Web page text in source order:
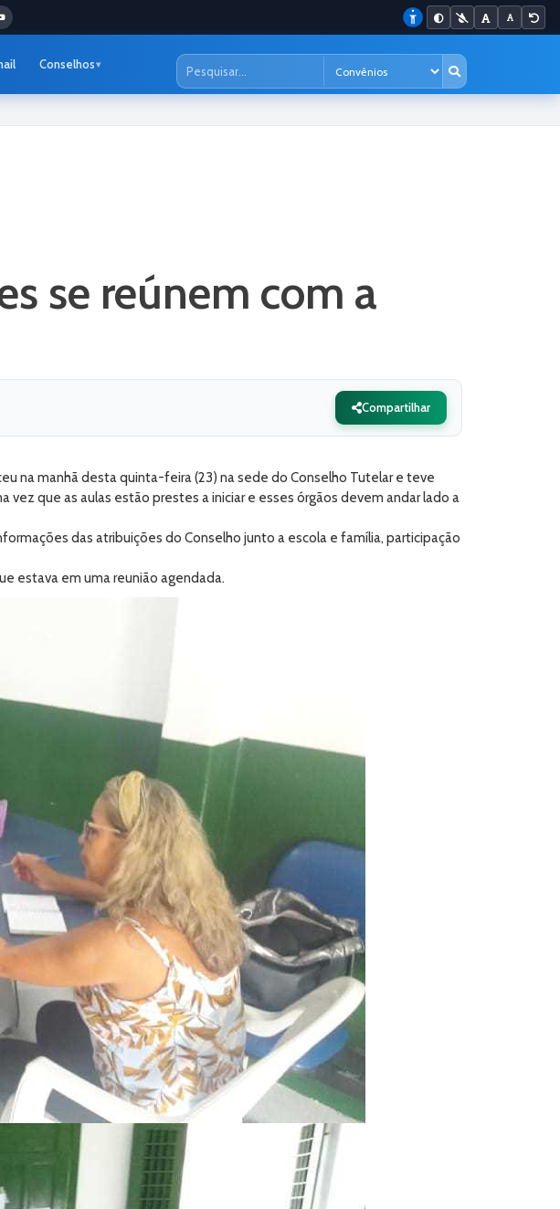
Conselhos
se reúnem com a
Compartilhar
na manhã desta quinta-feira (23) na sede do Conselho Tutelar e teve
que as aulas estão prestes a iniciar e esses órgãos devem andar lado a
das atribuições do Conselho junto a escola e família, participação
estava em uma reunião agendada.